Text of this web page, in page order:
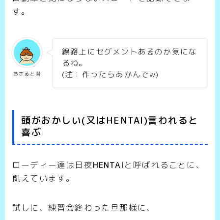
す。
あさると君
線路上にセグメントあるのか気にな
るね。
(注：作ったらあかんでw)
頭がおかしい(又はHENTAI)言われると
喜ぶ
ローディー達は日夜HENTAI と呼ばれることに、
飢えています。
試しに、練習会終わった旦那様に、